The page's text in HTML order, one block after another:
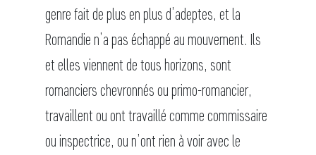
genre fait de plus en plus d’adeptes, et la
Romandie n’a pas échappé au mouvement. Ils
et elles viennent de tous horizons, sont
romanciers chevronnés ou primo-romancier,
travaillent ou ont travaillé comme commissaire
ou inspectrice, ou n’ont rien à voir avec le